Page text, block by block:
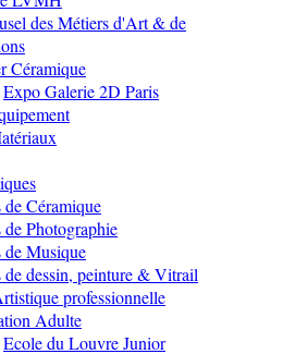
des Métiers d'Art & de
Céramique
Expo Galerie 2D Paris
de Céramique
de Photographie
de Musique
de dessin, peinture & Vitrail
professionnelle
Adulte
Ecole du Louvre Junior